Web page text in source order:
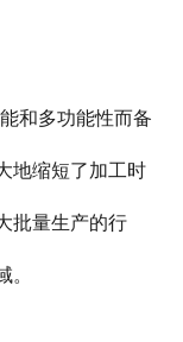
和多功能性而备
地缩短了加工时
批量生产的行
。